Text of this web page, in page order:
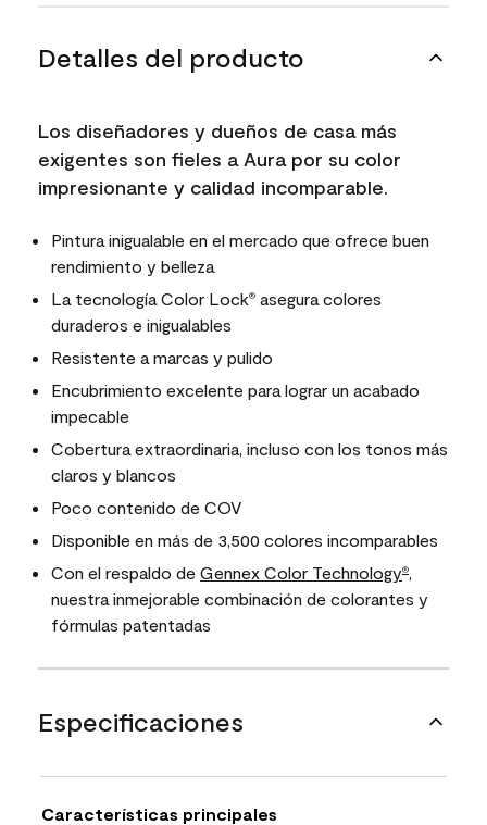
Detalles del producto
Los diseñadores y dueños de casa más
exigentes son fieles a Aura por su color
impresionante y calidad incomparable.
Pintura inigualable en el mercado que ofrece buen
rendimiento y belleza
La tecnología Color Lock® asegura colores
duraderos e inigualables
Resistente a marcas y pulido
Encubrimiento excelente para lograr un acabado
impecable
Cobertura extraordinaria, incluso con los tonos más
claros y blancos
Poco contenido de COV
Disponible en más de 3,500 colores incomparables
Con el respaldo de Gennex Color Technology®,
nuestra inmejorable combinación de colorantes y
fórmulas patentadas
Especificaciones
Características principales